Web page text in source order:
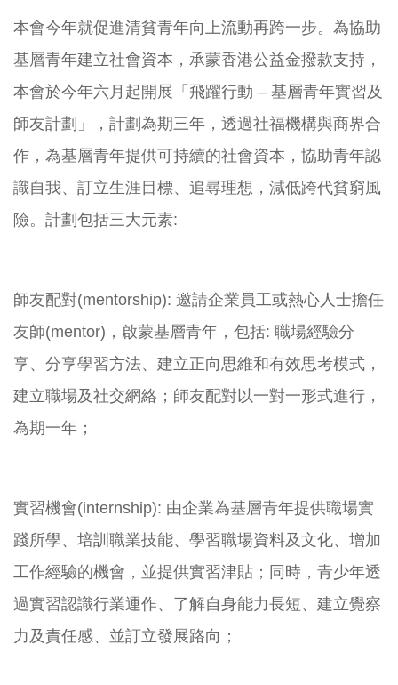
本會今年就促進清貧青年向上流動再跨一步。為協助
基層青年建立社會資本，承蒙香港公益金撥款支持，
本會於今年六月起開展「飛躍行動 – 基層青年實習及
師友計劃」，計劃為期三年，透過社福機構與商界合
作，為基層青年提供可持續的社會資本，協助青年認
識自我、訂立生涯目標、追尋理想，減低跨代貧窮風
險。計劃包括三大元素:
師友配對(mentorship): 邀請企業員工或熱心人士擔任
友師(mentor)，啟蒙基層青年，包括: 職場經驗分
享、分享學習方法、建立正向思維和有效思考模式，
建立職場及社交網絡；師友配對以一對一形式進行，
為期一年；
實習機會(internship): 由企業為基層青年提供職場實
踐所學、培訓職業技能、學習職場資料及文化、增加
工作經驗的機會，並提供實習津貼；同時，青少年透
過實習認識行業運作、了解自身能力長短、建立覺察
力及責任感、並訂立發展路向；